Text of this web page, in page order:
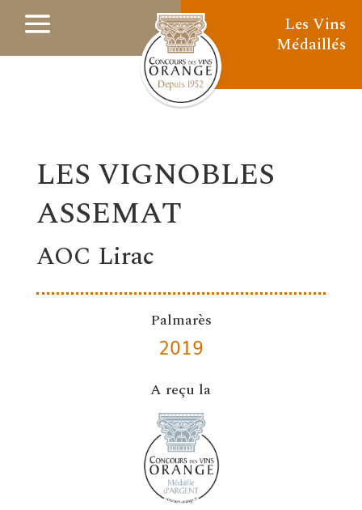
Les Vins
Médaillés
LES VIGNOBLES
ASSEMAT
AOC Lirac
Palmarès
2019
A reçu la